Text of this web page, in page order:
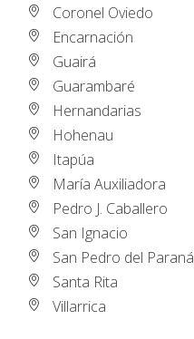
Coronel Oviedo
Encarnación
Guairá
Guarambaré
Hernandarias
Hohenau
Itapúa
María Auxiliadora
Pedro J. Caballero
San Ignacio
San Pedro del Paraná
Santa Rita
Villarrica